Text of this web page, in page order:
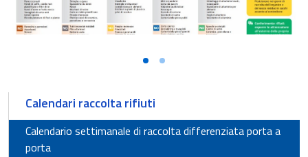
Calendari raccolta rifiuti
Calendario settimanale di raccolta differenziata porta a
porta